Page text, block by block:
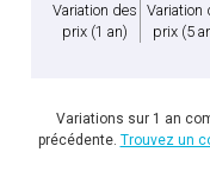
Variation des
prix (1 an)
Variation
prix (5
Variations sur 1 an
précédente. Trouvez un